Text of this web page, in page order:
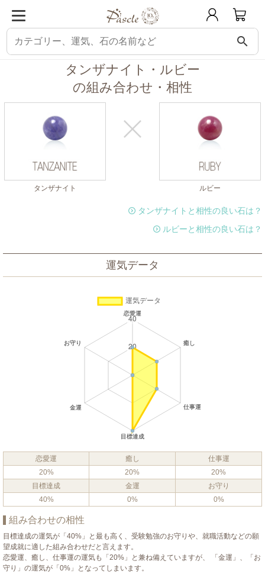
search
パスクル 組み合わせ・相性チェック タンザナイトと相性の良い石 タン
タンザナイト・ルビー
の組み合わせ・相性
タンザナイト ルビー
タンザナイトと相性の良い石は？
ルビーと相性の良い石は？
運気データ
恋愛運 癒し
仕事運
20%
20%
20%
目標達成
金運
お守り
40%
0% 0%
組み合わせの相性
目標達成の運気が「40%」と最も高く、受験勉強のお守りや、就職活動などの願
望成就に適した組み合わせだと言えます。
恋愛運、癒し、仕事運の運気も「20%」と兼ね備えていますが、 「金運」、「お
守り」の運気が「0%」となってしまいます。